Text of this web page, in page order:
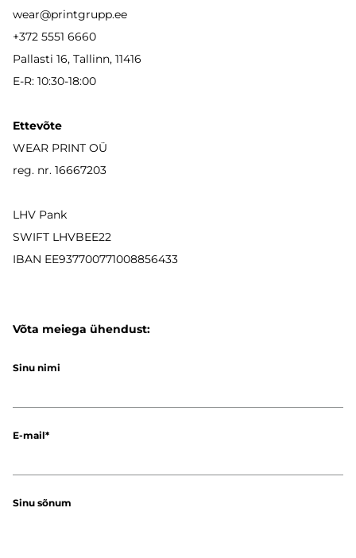
wear@printgrupp.ee
+372 5551 6660
Pallasti 16, Tallinn, 11416
E-R: 10:30-18:00
Ettevõte
WEAR PRINT OÜ
reg. nr. 16667203
LHV Pank
SWIFT LHVBEE22
IBAN EE937700771008856433
Võta meiega ühendust:
Sinu nimi
E-mail
Sinu sõnum